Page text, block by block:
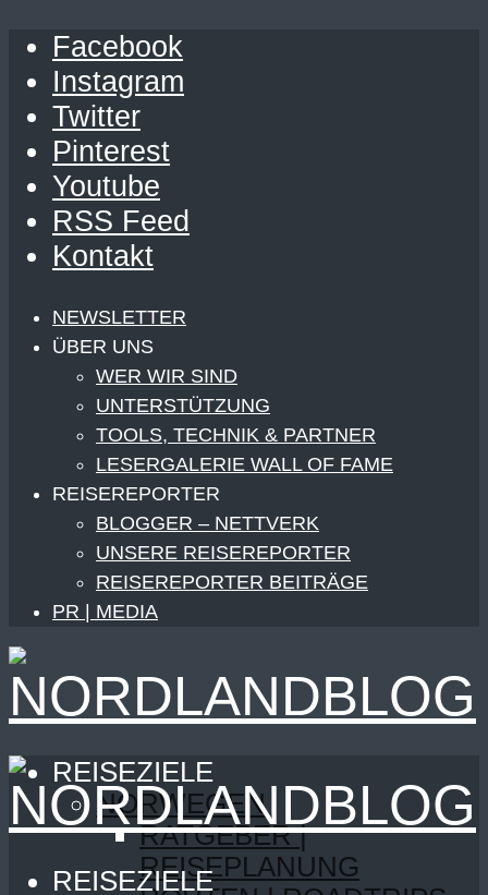
Facebook
Instagram
Twitter
Pinterest
Youtube
RSS Feed
Kontakt
NEWSLETTER
ÜBER UNS
WER WIR SIND
UNTERSTÜTZUNG
TOOLS, TECHNIK & PARTNER
LESERGALERIE WALL OF FAME
REISEREPORTER
BLOGGER – NETTVERK
UNSERE REISEREPORTER
REISEREPORTER BEITRÄGE
PR | MEDIA
REISEZIELE
NORWEGEN
RATGEBER |
REISEPLANUNG
REISEZIELE